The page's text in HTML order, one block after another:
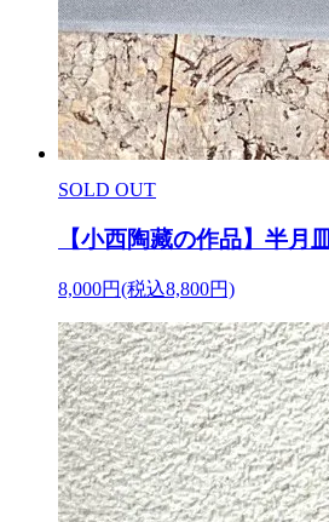
SOLD OUT
【小西陶藏の作品】半月皿
8,000円(税込8,800円)